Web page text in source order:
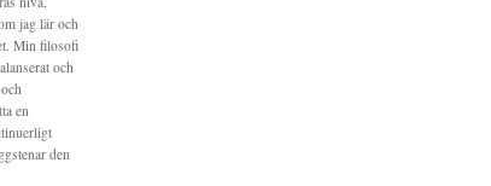
jag lär och
Min filosofi
och
en
den